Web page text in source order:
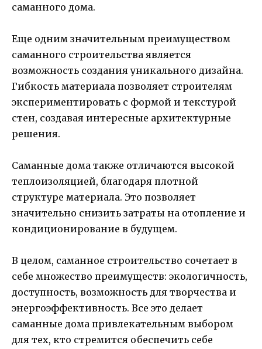
саманного дома.
Еще одним значительным преимуществом
саманного строительства является
возможность создания уникального дизайна.
Гибкость материала позволяет строителям
экспериментировать с формой и текстурой
стен, создавая интересные архитектурные
решения.
Саманные дома также отличаются высокой
теплоизоляцией, благодаря плотной
структуре материала. Это позволяет
значительно снизить затраты на отопление и
кондиционирование в будущем.
В целом, саманное строительство сочетает в
себе множество преимуществ: экологичность,
доступность, возможность для творчества и
энергоэффективность. Все это делает
саманные дома привлекательным выбором
для тех, кто стремится обеспечить себе